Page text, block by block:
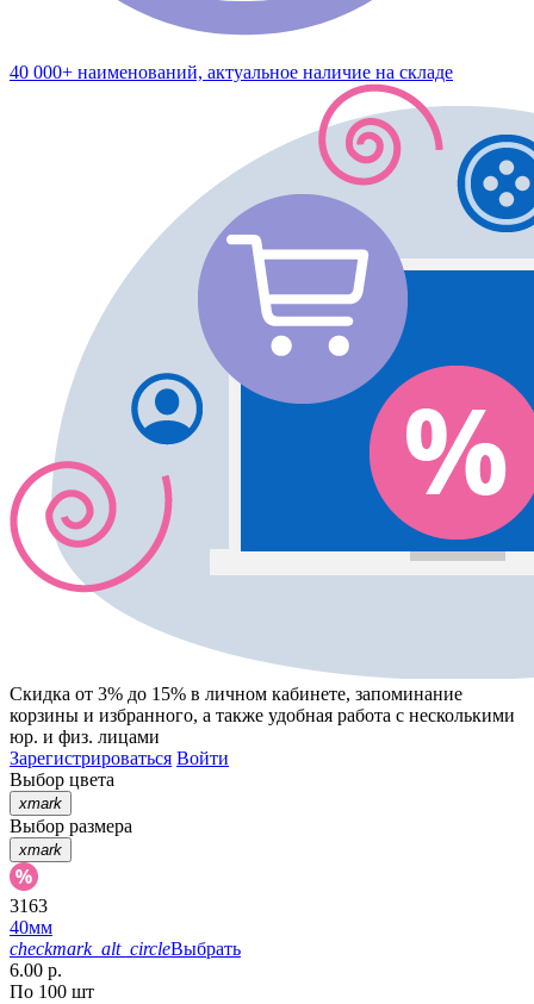
40 000+ наименований, актуальное наличие на складе
Скидка от 3% до 15% в личном кабинете, запоминание
корзины и избранного, а также удобная работа с несколькими
юр. и физ. лицами
Зарегистрироваться Войти
Выбор цвета
xmark
Выбор размера
xmark
3163
40мм
checkmark_alt_circleВыбрать
6.00 р.
По 100 шт